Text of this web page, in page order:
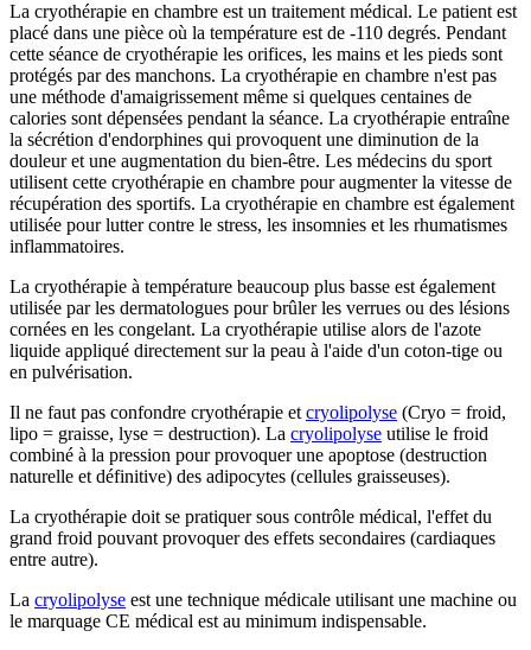
La cryothérapie en chambre est un traitement médical. Le patient est
placé dans une pièce où la température est de -110 degrés. Pendant
cette séance de cryothérapie les orifices, les mains et les pieds sont
protégés par des manchons. La cryothérapie en chambre n'est pas
une méthode d'amaigrissement même si quelques centaines de
calories sont dépensées pendant la séance. La cryothérapie entraîne
la sécrétion d'endorphines qui provoquent une diminution de la
douleur et une augmentation du bien-être. Les médecins du sport
utilisent cette cryothérapie en chambre pour augmenter la vitesse de
récupération des sportifs. La cryothérapie en chambre est également
utilisée pour lutter contre le stress, les insomnies et les rhumatismes
inflammatoires.
La cryothérapie à température beaucoup plus basse est également
utilisée par les dermatologues pour brûler les verrues ou des lésions
cornées en les congelant. La cryothérapie utilise alors de l'azote
liquide appliqué directement sur la peau à l'aide d'un coton-tige ou
en pulvérisation.
Il ne faut pas confondre cryothérapie et cryolipolyse (Cryo = froid,
lipo = graisse, lyse = destruction). La cryolipolyse utilise le froid
combiné à la pression pour provoquer une apoptose (destruction
naturelle et définitive) des adipocytes (cellules graisseuses).
La cryothérapie doit se pratiquer sous contrôle médical, l'effet du
grand froid pouvant provoquer des effets secondaires (cardiaques
entre autre).
La cryolipolyse est une technique médicale utilisant une machine ou
le marquage CE médical est au minimum indispensable.